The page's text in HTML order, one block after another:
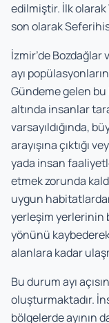
edilmiştir. İlk olarak
son olarak
İzmir’de Bozdağlar
ayı
Gündeme gelen
altında insanlar
varsayıldığında,
arayışına çıktığı
yada insan
etmek zorunda
uygun
yerleşim yerlerinin
yönünü
alanlara kadar
Bu durum ayı
oluşturmaktadır.
bölgelerde ayının